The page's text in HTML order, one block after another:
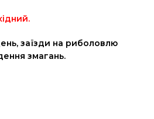
.
заїзди на риболовлю
змагань.